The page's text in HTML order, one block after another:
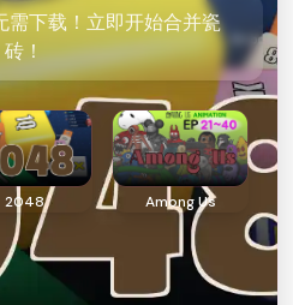
下载！立即开始合并瓷
砖！
2048 Among Us